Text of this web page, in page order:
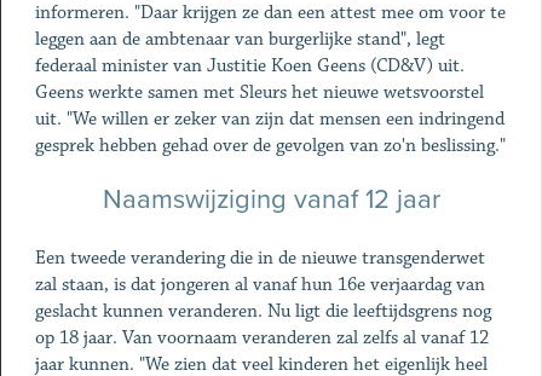
informeren. "Daar krijgen ze dan een attest mee om voor te
leggen aan de ambtenaar van burgerlijke stand", legt
federaal minister van Justitie Koen Geens (CD&V) uit.
Geens werkte samen met Sleurs het nieuwe wetsvoorstel
uit. "We willen er zeker van zijn dat mensen een indringend
gesprek hebben gehad over de gevolgen van zo'n beslissing."
Naamswijziging vanaf 12 jaar
Een tweede verandering die in de nieuwe transgenderwet
zal staan, is dat jongeren al vanaf hun 16e verjaardag van
geslacht kunnen veranderen. Nu ligt die leeftijdsgrens nog
op 18 jaar. Van voornaam veranderen zal zelfs al vanaf 12
jaar kunnen. "We zien dat veel kinderen het eigenlijk heel